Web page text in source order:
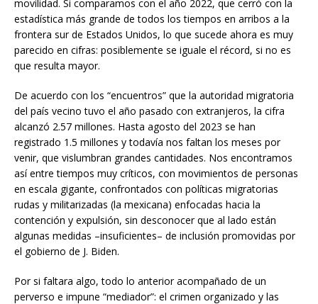
movilidad. Si comparamos con el año 2022, que cerró con la
estadística más grande de todos los tiempos en arribos a la
frontera sur de Estados Unidos, lo que sucede ahora es muy
parecido en cifras: posiblemente se iguale el récord, si no es
que resulta mayor.
De acuerdo con los “encuentros” que la autoridad migratoria
del país vecino tuvo el año pasado con extranjeros, la cifra
alcanzó 2.57 millones. Hasta agosto del 2023 se han
registrado 1.5 millones y todavía nos faltan los meses por
venir, que vislumbran grandes cantidades. Nos encontramos
así entre tiempos muy críticos, con movimientos de personas
en escala gigante, confrontados con políticas migratorias
rudas y militarizadas (la mexicana) enfocadas hacia la
contención y expulsión, sin desconocer que al lado están
algunas medidas –insuficientes– de inclusión promovidas por
el gobierno de J. Biden.
Por si faltara algo, todo lo anterior acompañado de un
perverso e impune “mediador”: el crimen organizado y las